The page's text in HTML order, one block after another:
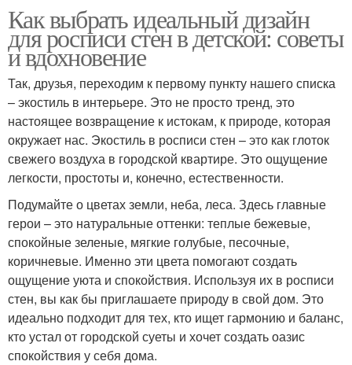
Как выбрать идеальный дизайн
для росписи стен в детской: советы
и вдохновение
Так, друзья, переходим к первому пункту нашего списка
– экостиль в интерьере. Это не просто тренд, это
настоящее возвращение к истокам, к природе, которая
окружает нас. Экостиль в росписи стен – это как глоток
свежего воздуха в городской квартире. Это ощущение
легкости, простоты и, конечно, естественности.
Подумайте о цветах земли, неба, леса. Здесь главные
герои – это натуральные оттенки: теплые бежевые,
спокойные зеленые, мягкие голубые, песочные,
коричневые. Именно эти цвета помогают создать
ощущение уюта и спокойствия. Используя их в росписи
стен, вы как бы приглашаете природу в свой дом. Это
идеально подходит для тех, кто ищет гармонию и баланс,
кто устал от городской суеты и хочет создать оазис
спокойствия у себя дома.